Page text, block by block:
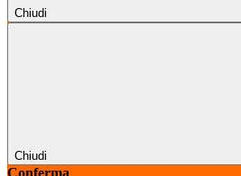
Chiudi
Chiudi